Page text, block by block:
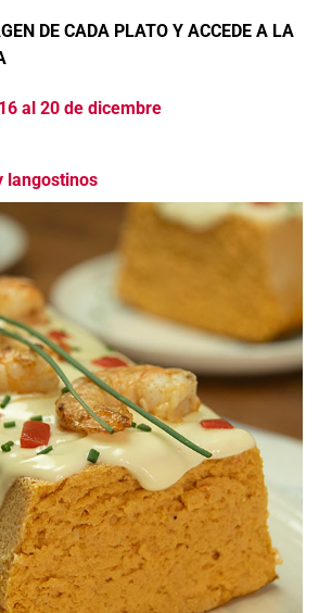
DE CADA PLATO Y ACCEDE A LA
al 20 de dicembre
langostinos